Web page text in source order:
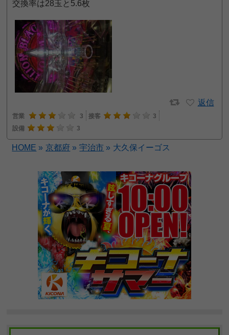
交換率は28玉と5.6枚
返信
営業 3 接客
3
設備
3
HOME » 京都府 » 宇治市 » 大久保イーゴス